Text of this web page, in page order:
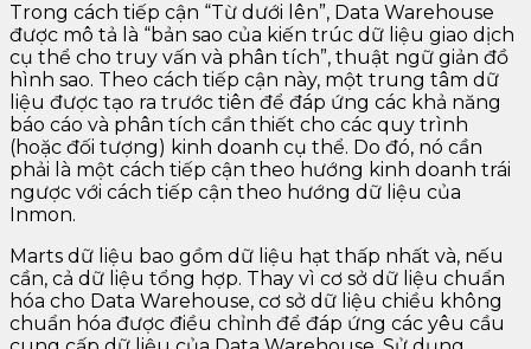
Trong cách tiếp cận “Từ dưới lên”, Data Warehouse
được mô tả là “bản sao của kiến ​​trúc dữ liệu giao dịch
cụ thể cho truy vấn và phân tích”, thuật ngữ giản đồ
hình sao. Theo cách tiếp cận này, một trung tâm dữ
liệu được tạo ra trước tiên để đáp ứng các khả năng
báo cáo và phân tích cần thiết cho các quy trình
(hoặc đối tượng) kinh doanh cụ thể. Do đó, nó cần
phải là một cách tiếp cận theo hướng kinh doanh trái
ngược với cách tiếp cận theo hướng dữ liệu của
Inmon.
Marts dữ liệu bao gồm dữ liệu hạt thấp nhất và, nếu
cần, cả dữ liệu tổng hợp. Thay vì cơ sở dữ liệu chuẩn
hóa cho Data Warehouse, cơ sở dữ liệu chiều không
chuẩn hóa được điều chỉnh để đáp ứng các yêu cầu